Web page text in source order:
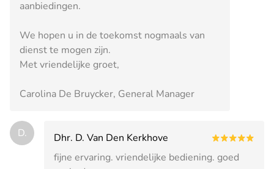
aanbiedingen.
We hopen u in de toekomst nogmaals van
dienst te mogen zijn.
Met vriendelijke groet,
Carolina De Bruycker, General Manager
D.
Dhr. D. Van Den Kerkhove
fijne ervaring. vriendelijke bediening. goed